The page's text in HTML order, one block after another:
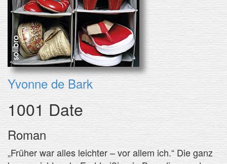
Yvonne de Bark
1001 Date
Roman
„Früher war alles leichter – vor allem ich.“ Die ganz